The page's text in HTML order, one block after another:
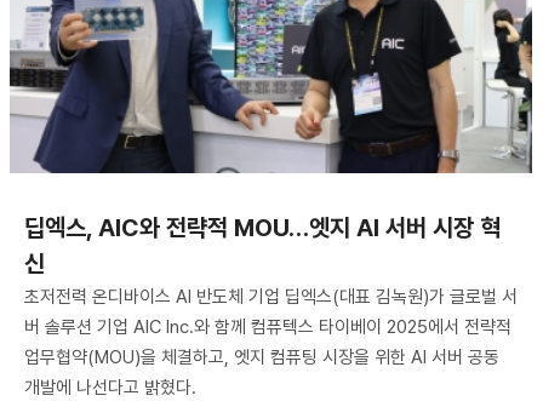
딥엑스, AIC와 전략적 MOU…엣지 AI 서버 시장 혁
신
초저전력 온디바이스 AI 반도체 기업 딥엑스(대표 김녹원)가 글로벌 서
버 솔루션 기업 AIC Inc.와 함께 컴퓨텍스 타이베이 2025에서 전략적
업무협약(MOU)을 체결하고, 엣지 컴퓨팅 시장을 위한 AI 서버 공동
개발에 나선다고 밝혔다.